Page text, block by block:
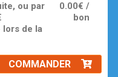
ou par
de la
0.00€ /
bon
COMMANDER